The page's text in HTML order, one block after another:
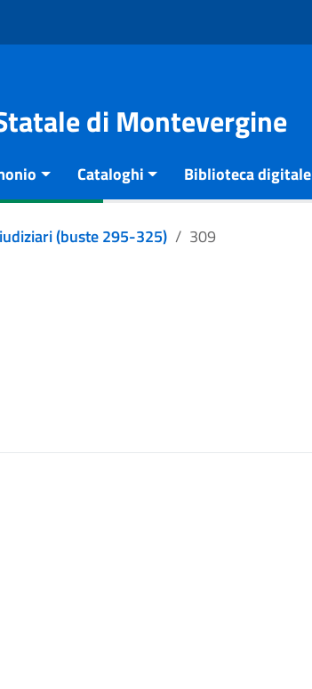
di Montevergine
Cataloghi Biblioteca digitale
(buste 295-325) 309